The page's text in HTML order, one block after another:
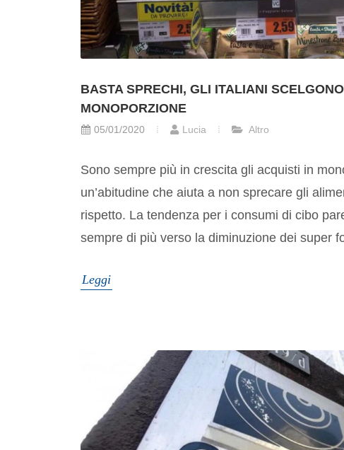
BASTA SPRECHI, GLI ITALIANI
MONOPORZIONE
05/01/2020 Lucia Altro
Sono sempre più in crescita gli acquisti in
un’abitudine che aiuta a non sprecare gli
rispetto. La tendenza per i consumi di cibo
sempre di più verso la diminuzione dei super
Leggi